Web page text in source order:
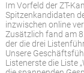
Im Vorfeld der ZT-
Spitzenkandidaten
inzwischen online
Zusätzlich fand am
der die drei
Unsere
Listenerste die Liste